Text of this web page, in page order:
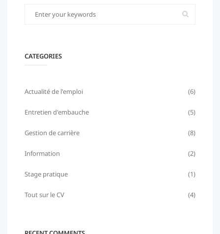
CATEGORIES
Actualité de l'emploi (6)
Entretien d'embauche (5)
Gestion de carrière (8)
Information (2)
Stage pratique (1)
Tout sur le CV (4)